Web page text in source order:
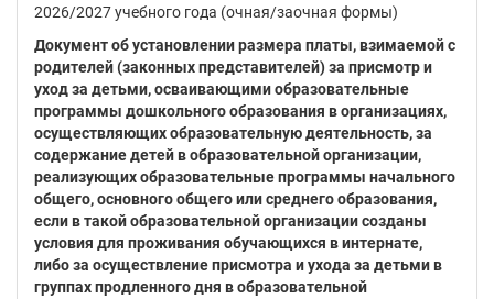
2026/2027 учебного года (очная/заочная формы)
Документ об установлении размера платы, взимаемой с
родителей (законных представителей) за присмотр и
уход за детьми, осваивающими образовательные
программы дошкольного образования в организациях,
осуществляющих образовательную деятельность, за
содержание детей в образовательной организации,
реализующих образовательные программы начального
общего, основного общего или среднего образования,
если в такой образовательной организации созданы
условия для проживания обучающихся в интернате,
либо за осуществление присмотра и ухода за детьми в
группах продленного дня в образовательной